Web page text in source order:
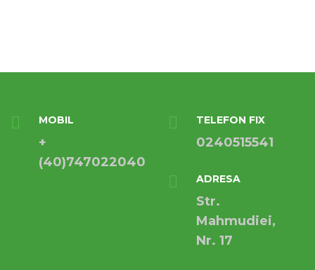
MOBIL
+
(40)747022040
TELEFON FIX
0240515541
ADRESA
Str.
Mahmudiei,
Nr. 17